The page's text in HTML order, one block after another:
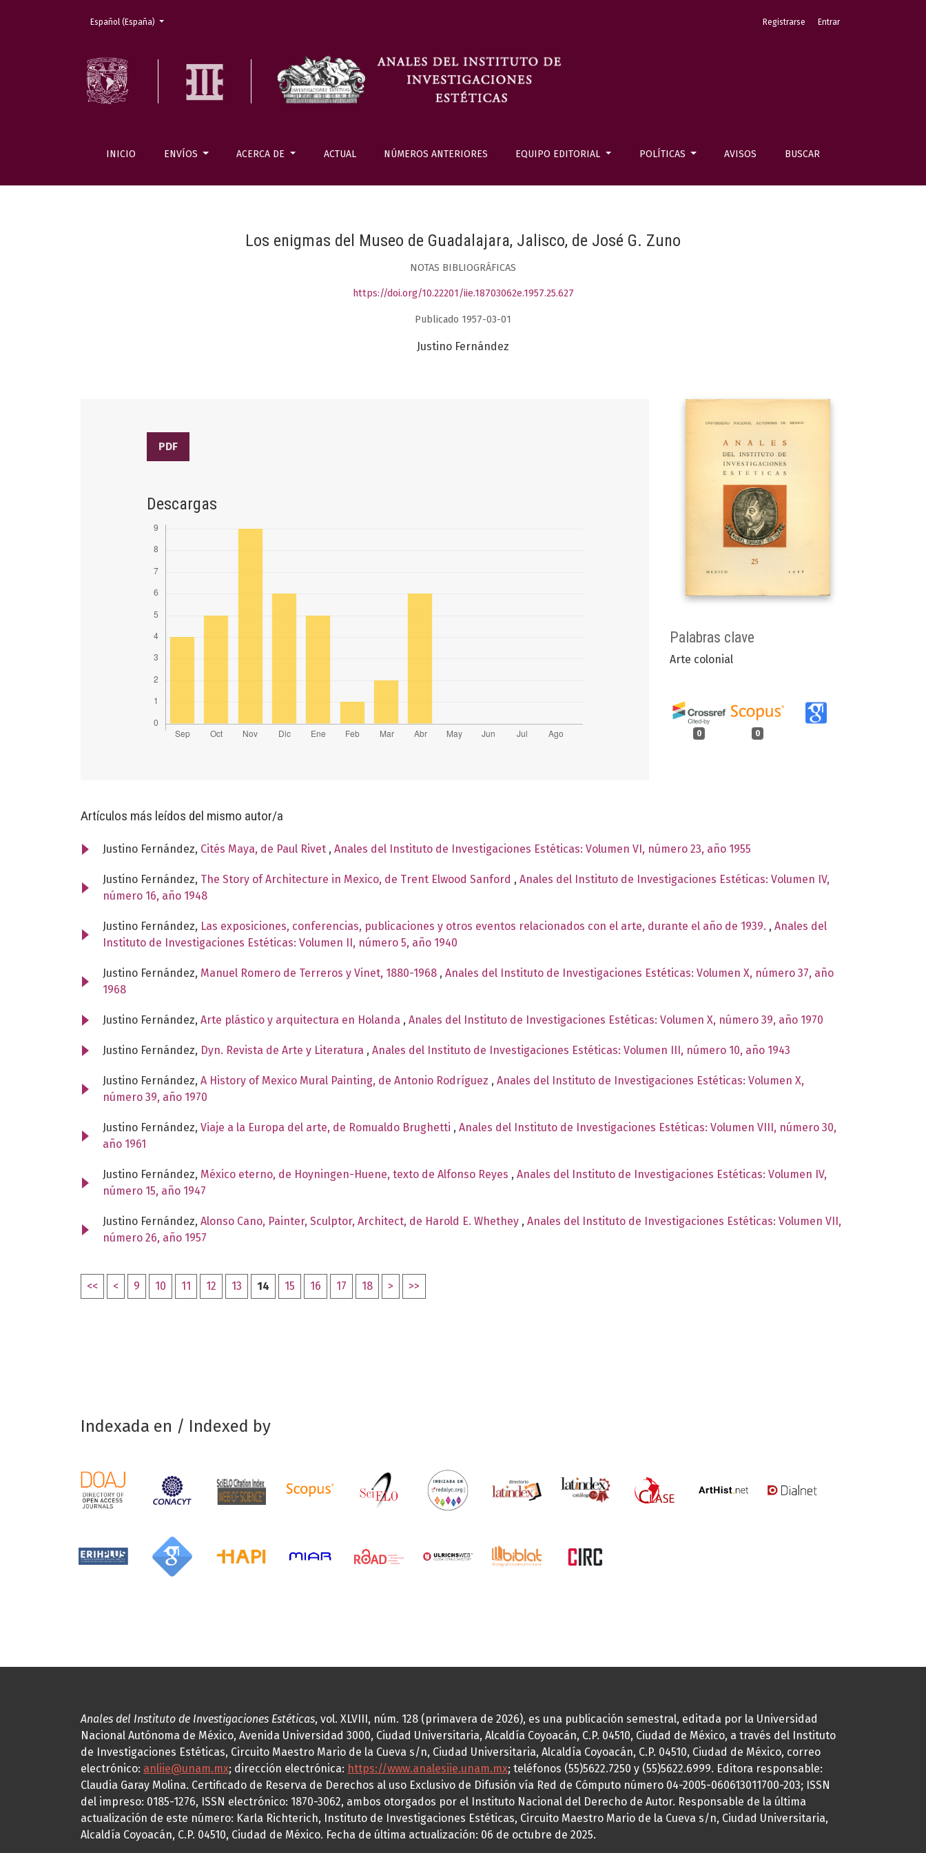
INICIO ENVÍOS ACERCA DE ACTUAL NÚMEROS ANTERIORES EQUIPO EDITORIAL POLÍTICAS AVISOS BUSCAR
Registrarse Entrar
Cambiar el idioma. El actual es:
Español (España)
Los enigmas del Museo de Guadalajara, Jalisco, de José G. Zuno
NOTAS BIBLIOGRÁFICAS
https://doi.org/10.22201/iie.18703062e.1957.25.627
Publicado 1957-03-01
Justino Fernández
Palabras clave
Arte colonial
0 0
PDF
Descargas
Artículos más leídos del mismo autor/a
Justino Fernández, Cités Maya, de Paul Rivet , Anales del Instituto de Investigaciones Estéticas: Volumen VI, número 23, año 1955
Justino Fernández, The Story of Architecture in Mexico, de Trent Elwood Sanford , Anales del Instituto de Investigaciones Estéticas: Volumen IV,
número 16, año 1948
Justino Fernández, Las exposiciones, conferencias, publicaciones y otros eventos relacionados con el arte, durante el año de 1939. , Anales del
Instituto de Investigaciones Estéticas: Volumen II, número 5, año 1940
Justino Fernández, Manuel Romero de Terreros y Vinet, 1880-1968 , Anales del Instituto de Investigaciones Estéticas: Volumen X, número 37, año
1968
Justino Fernández, Arte plástico y arquitectura en Holanda , Anales del Instituto de Investigaciones Estéticas: Volumen X, número 39, año 1970
Justino Fernández, Dyn. Revista de Arte y Literatura , Anales del Instituto de Investigaciones Estéticas: Volumen III, número 10, año 1943
Justino Fernández, A History of Mexico Mural Painting, de Antonio Rodríguez , Anales del Instituto de Investigaciones Estéticas: Volumen X,
número 39, año 1970
Justino Fernández, Viaje a la Europa del arte, de Romualdo Brughetti , Anales del Instituto de Investigaciones Estéticas: Volumen VIII, número 30,
año 1961
Justino Fernández, México eterno, de Hoyningen-Huene, texto de Alfonso Reyes , Anales del Instituto de Investigaciones Estéticas: Volumen IV,
número 15, año 1947
Justino Fernández, Alonso Cano, Painter, Sculptor, Architect, de Harold E. Whethey , Anales del Instituto de Investigaciones Estéticas: Volumen VII,
número 26, año 1957
<< < 9 10 11 12 13 14 15 16 17 18 > >>
Indexada en / Indexed by
Anales del Instituto de Investigaciones Estéticas, vol. XLVIII, núm. 128 (primavera de 2026), es una publicación semestral, editada por la Universidad
Nacional Autónoma de México, Avenida Universidad 3000, Ciudad Universitaria, Alcaldía Coyoacán, C.P. 04510, Ciudad de México, a través del Instituto
de Investigaciones Estéticas, Circuito Maestro Mario de la Cueva s/n, Ciudad Universitaria, Alcaldía Coyoacán, C.P. 04510, Ciudad de México, correo
electrónico: anliie@unam.mx; dirección electrónica: https://www.analesiie.unam.mx; teléfonos (55)5622.7250 y (55)5622.6999. Editora responsable:
Claudia Garay Molina. Certificado de Reserva de Derechos al uso Exclusivo de Difusión vía Red de Cómputo número 04-2005-060613011700-203; ISSN
del impreso: 0185-1276, ISSN electrónico: 1870-3062, ambos otorgados por el Instituto Nacional del Derecho de Autor. Responsable de la última
actualización de este número: Karla Richterich, Instituto de Investigaciones Estéticas, Circuito Maestro Mario de la Cueva s/n, Ciudad Universitaria,
Alcaldía Coyoacán, C.P. 04510, Ciudad de México. Fecha de última actualización: 06 de octubre de 2025.